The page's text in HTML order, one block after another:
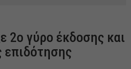
2o γύρο έκδοσης και
επιδότησης